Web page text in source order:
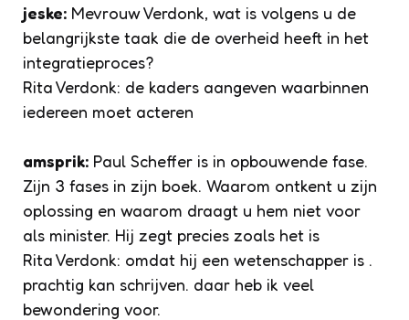
jeske: Mevrouw Verdonk, wat is volgens u de
belangrijkste taak die de overheid heeft in het
integratieproces?
Rita Verdonk: de kaders aangeven waarbinnen
iedereen moet acteren
amsprik: Paul Scheffer is in opbouwende fase.
Zijn 3 fases in zijn boek. Waarom ontkent u zijn
oplossing en waarom draagt u hem niet voor
als minister. Hij zegt precies zoals het is
Rita Verdonk: omdat hij een wetenschapper is .
prachtig kan schrijven. daar heb ik veel
bewondering voor.